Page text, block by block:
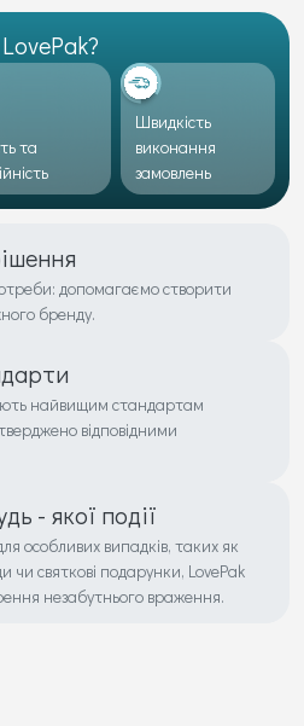
та
Швидкість
виконання
замовлень
допомагаємо створити
бренду.
найвищим стандартам
відповідними
- якої події
особливих випадків, таких як
чи святкові подарунки, LovePak
незабутнього враження.